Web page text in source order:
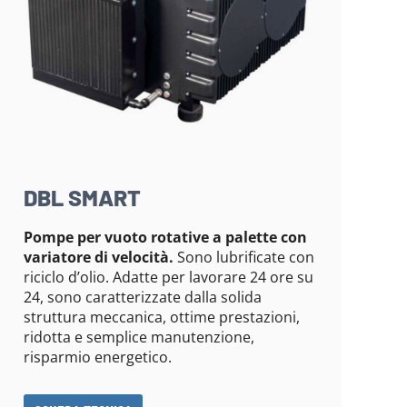
DBL SMART
Pompe per vuoto rotative a palette con
variatore di velocità. Sono lubrificate con
riciclo d’olio. Adatte per lavorare 24 ore su
24, sono caratterizzate dalla solida
struttura meccanica, ottime prestazioni,
ridotta e semplice manutenzione,
risparmio energetico.